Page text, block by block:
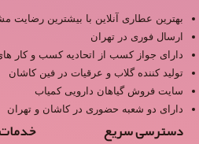
بهترین عطاری آنلاین با بیشترین رضایت
ارسال فوری در تهران
دارای جواز کسب از اتحادیه کسب و کار
تولید کننده گلاب و عرقیات در فین کاشان
سایت فروش گیاهان دارویی کمیاب
دارای دو شعبه حضوری در کاشان و تهران
دسترسی سریع